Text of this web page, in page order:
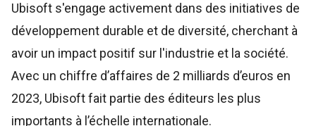
Ubisoft s'engage activement dans des initiatives de
développement durable et de diversité, cherchant à
avoir un impact positif sur l'industrie et la société.
Avec un chiffre d’affaires de 2 milliards d’euros en
2023, Ubisoft fait partie des éditeurs les plus
importants à l’échelle internationale.